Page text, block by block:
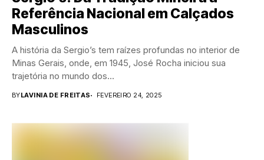
Referência Nacional em Calçados
Masculinos
A história da Sergio’s tem raízes profundas no interior de
Minas Gerais, onde, em 1945, José Rocha iniciou sua
trajetória no mundo dos...
BYLAVINIA DE FREITAS FEVEREIRO 24, 2025